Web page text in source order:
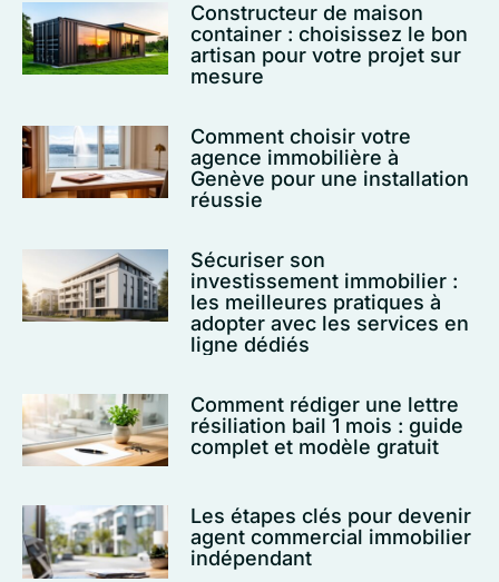
Constructeur de maison
container : choisissez le bon
artisan pour votre projet sur
mesure
Comment choisir votre
agence immobilière à
Genève pour une installation
réussie
Sécuriser son
investissement immobilier :
les meilleures pratiques à
adopter avec les services en
ligne dédiés
Comment rédiger une lettre
résiliation bail 1 mois : guide
complet et modèle gratuit
Les étapes clés pour devenir
agent commercial immobilier
indépendant